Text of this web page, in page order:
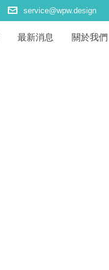
service@wpw.design
WPW Design ☺
最新消息 關於我們